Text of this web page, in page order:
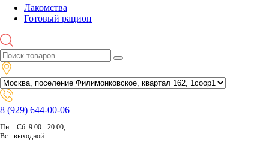
Лакомства
Готовый рацион
8 (929) 644-00-06
Пн. - Сб. 9.00 - 20.00,
Вс - выходной